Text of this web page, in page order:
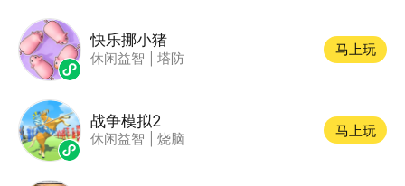
快乐挪小猪
休闲益智 塔防
马上玩
战争模拟2
休闲益智 烧脑
马上玩